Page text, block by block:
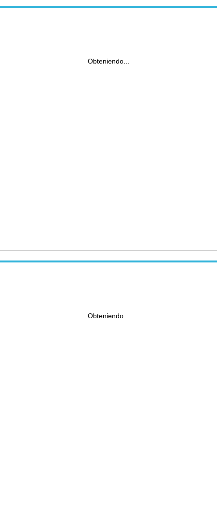
Obteniendo...
Obteniendo...